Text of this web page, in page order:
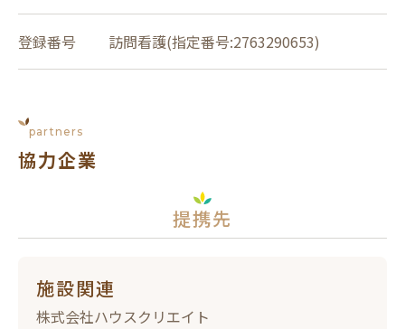
登録番号 訪問看護(指定番号:2763290653)
partners
協力企業
提携先
施設関連
株式会社ハウスクリエイト